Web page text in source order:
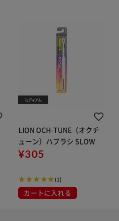
LION OCH-TUNE（オクチ
ューン）ハブラシ SLOW
¥305
(1)
カートに入れる